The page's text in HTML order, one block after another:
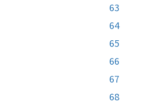
63
64
65
66
67
68